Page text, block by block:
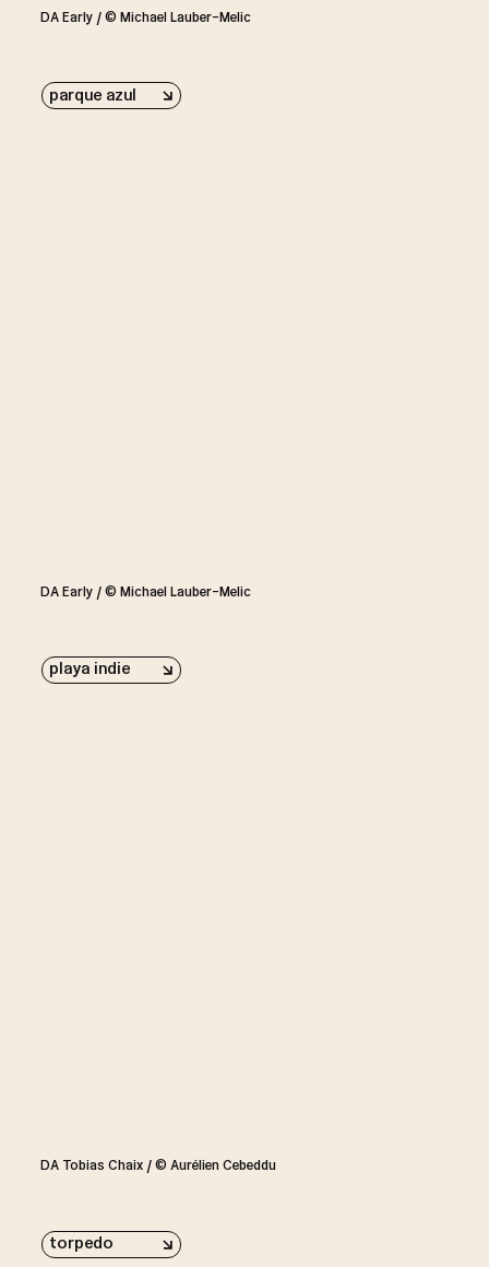
DA Early / © Michael Lauber-Melic
parque azul
DA Early / © Michael Lauber-Melic
playa indie
DA Tobias Chaix / © Aurélien Cebeddu
torpedo